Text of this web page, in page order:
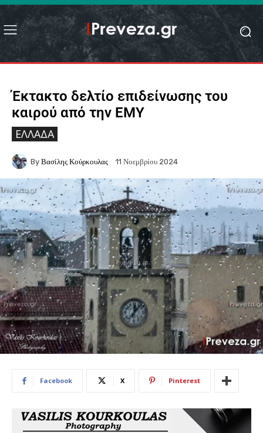
Έκτακτο δελτίο επιδείνωσης του
καιρού από την ΕΜΥ
ΕΛΛΆΔΑ
By Βασίλης Κούρκουλας 11 Νοεμβρίου 2024
Facebook X Pinterest